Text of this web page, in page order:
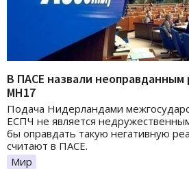
В ПАСЕ назвали
МН17
Подача Нидерландами
ЕСПЧ не является
бы оправдать такую негативную
считают в ПАСЕ.
Мир